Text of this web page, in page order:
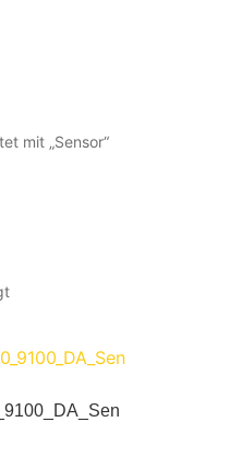
mit „Sensor“